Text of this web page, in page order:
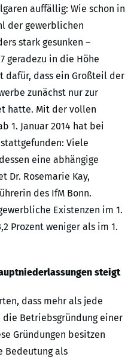
auffällig: Wie schon in
der gewerblichen
stark gesunken –
geradezu in die Höhe
dafür, dass ein Großteil der
zunächst nur zur
hatte. Mit der vollen
1. Januar 2014 hat bei
Viele
eine abhängige
Dr. Rosemarie Kay,
des IfM Bonn.
Existenzen im 1.
Prozent weniger als im 1.
steigt
dass mehr als jede
die Betriebsgründung einer
Gründungen besitzen
Bedeutung als